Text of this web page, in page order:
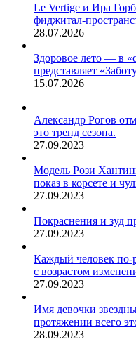
Le Vertige и Ира
фиджитал-
28.07.2026
Здоровое лето — в
представляет
15.07.2026
Александр Рогов
это тренд сезона.
27.09.2023
Модель Рози
показ в корсете и
27.09.2023
Покраснения и зуд
27.09.2023
Каждый человек по-
с возрастом
27.09.2023
Имя девочки
протяжении всего
28.09.2023